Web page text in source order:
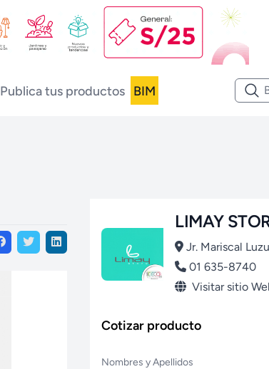
Publica tus productos BIM
LIMAY
Jr. Mariscal
01 635-8740
Visitar sitio
Cotizar producto
Nombres y Apellidos